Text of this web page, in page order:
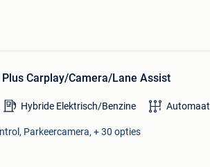
Carplay/Camera/Lane Assist
Hybride Elektrisch/Benzine Automaat
Parkeercamera, + 30 opties